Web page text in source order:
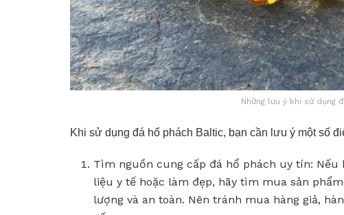
Những lưu ý khi sử dụng
Khi sử dụng đá hổ phách Baltic, bạn cần lưu ý một số
Tìm nguồn cung cấp đá hổ phách uy tín:
liệu y tế hoặc làm đẹp, hãy tìm mua sản
lượng và an toàn. Nên tránh mua hàng giả,